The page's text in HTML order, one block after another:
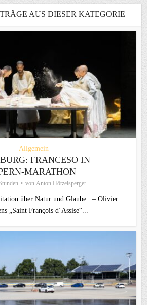
AUS DIESER KATEGORIE
Allgemein
FRANCESO IN
MARATHON
von Anton Hötzelsperger
über Natur und Glaube – Olivier
„Saint François d‘Assise“...